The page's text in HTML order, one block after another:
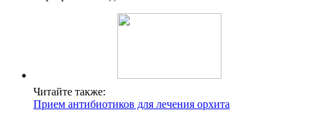
Читайте также:
Прием антибиотиков для лечения орхита